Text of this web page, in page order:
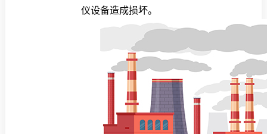
仪设备造成损坏。